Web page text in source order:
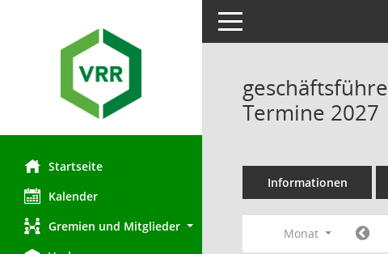
Startseite
Kalender
Gremien und Mitglieder
Toggle navigation
Termine 2027
Informationen
Monat